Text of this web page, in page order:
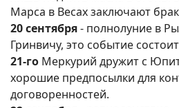
Марса в Весах заключают
20 сентября- полнолуние в
Гринвичу, это событие
21-го Меркурий дружит с
хорошие предпосылки для
договоренностей.